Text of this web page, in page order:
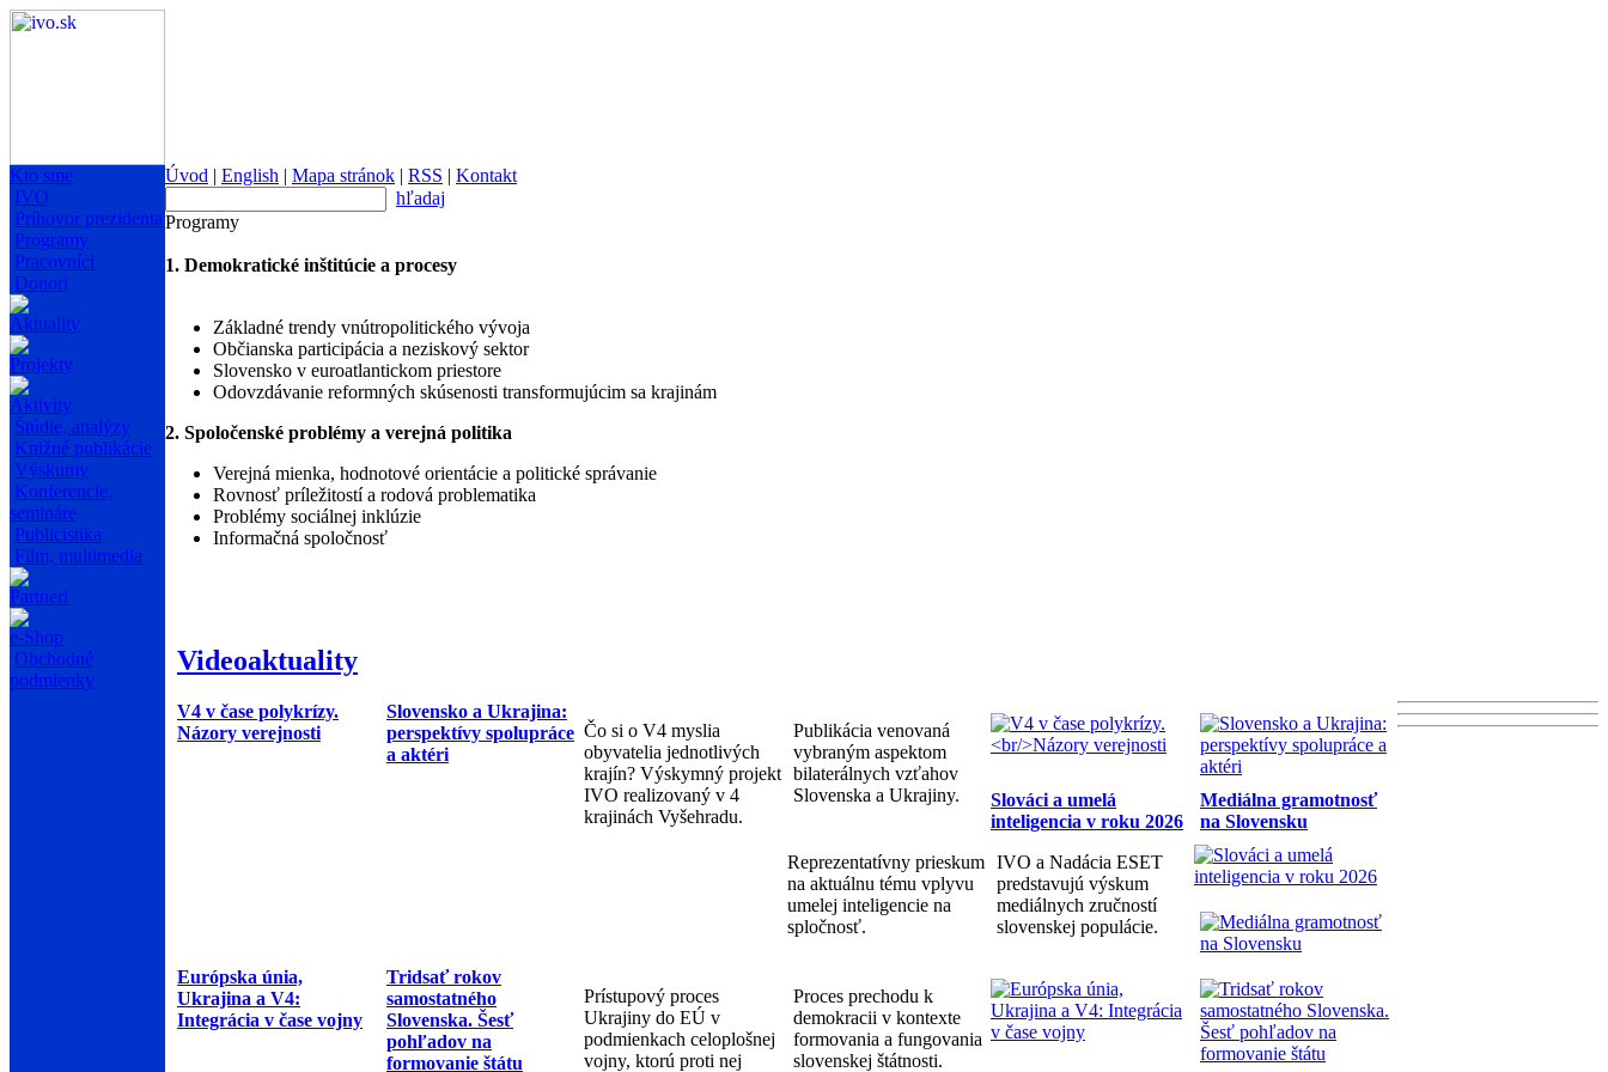
Kto sme
IVO
Príhovor prezidenta
Programy
Pracovníci
Donori
Aktuality
Projekty
Aktivity
Štúdie, analýzy
Knižné publikácie
Výskumy
Konferencie,
semináre
Publicistika
Film, multimedia
Partneri
e-Shop
Obchodné
podmienky
Úvod | English | Mapa stránok | RSS | Kontakt
hľadaj
Programy
1. Demokratické inštitúcie a procesy
Základné trendy vnútropolitického vývoja
Občianska participácia a neziskový sektor
Slovensko v euroatlantickom priestore
Odovzdávanie reformných skúsenosti transformujúcim sa krajinám
2. Spoločenské problémy a verejná politika
Verejná mienka, hodnotové orientácie a politické správanie
Rovnosť príležitostí a rodová problematika
Problémy sociálnej inklúzie
Informačná spoločnosť
Videoaktuality
V4 v čase polykrízy.
Názory verejnosti
Slovensko a Ukrajina:
perspektívy spolupráce
a aktéri
Čo si o V4 myslia
obyvatelia jednotlivých
krajín? Výskymný projekt
IVO realizovaný v 4
krajinách Vyšehradu.
Publikácia venovaná
vybraným aspektom
bilaterálnych vzťahov
Slovenska a Ukrajiny.
Slováci a umelá
inteligencia v roku 2026
Mediálna gramotnosť
na Slovensku
Reprezentatívny prieskum
na aktuálnu tému vplyvu
umelej inteligencie na
spločnosť.
IVO a Nadácia ESET
predstavujú výskum
mediálnych zručností
slovenskej populácie.
Európska únia,
Ukrajina a V4:
Integrácia v čase vojny
Tridsať rokov
samostatného
Slovenska. Šesť
pohľadov na
formovanie štátu
Prístupový proces
Ukrajiny do EÚ v
podmienkach celoplošnej
vojny, ktorú proti nej
Proces prechodu k
demokracii v kontexte
formovania a fungovania
slovenskej štátnosti.